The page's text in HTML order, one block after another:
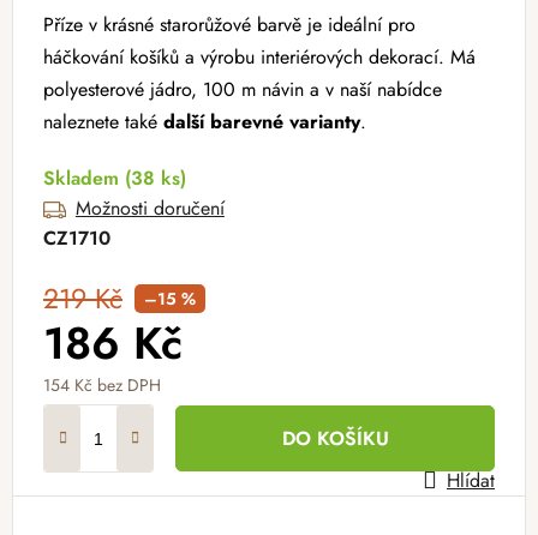
Příze v krásné starorůžové barvě je ideální pro
háčkování košíků a výrobu interiérových dekorací. Má
polyesterové jádro, 100 m návin a v naší nabídce
naleznete také další barevné varianty.
Skladem (38 ks)
Možnosti doručení
CZ1710
219 Kč –15 %
186 Kč
154 Kč bez DPH
DO KOŠÍKU
Hlídat